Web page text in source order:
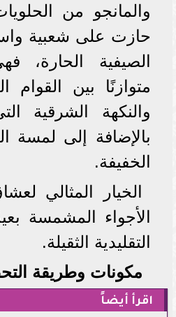
والمانجو من
حازت على شعبية
الصيفية الحارة،
متوازنًا بين القوام
والنكهة الشرقية
بالإضافة إلى لمسة
الخفيفة.
الخيار المثالي
الأجواء المشمسة
التقليدية الثقيلة.
مكونات وطريقة
اقرأ أيضاً